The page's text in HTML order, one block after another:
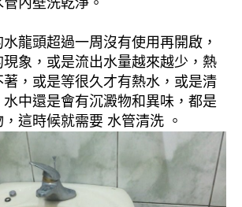
內壁洗乾淨。
龍頭超過一周沒有使用再開啟，
象，或是流出水量越來越少，熱
，或是等很久才有熱水，或是清
中還是會有沉澱物和異味，都是
這時候就需要 水管清洗 。